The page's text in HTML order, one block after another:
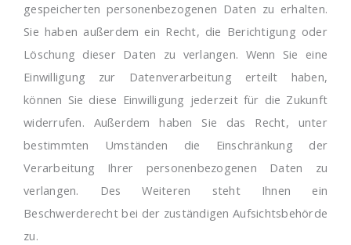
gespeicherten personenbezogenen Daten zu erhalten.
Sie haben außerdem ein Recht, die Berichtigung oder
Löschung dieser Daten zu verlangen. Wenn Sie eine
Einwilligung zur Datenverarbeitung erteilt haben,
können Sie diese Einwilligung jederzeit für die Zukunft
widerrufen. Außerdem haben Sie das Recht, unter
bestimmten Umständen die Einschränkung der
Verarbeitung Ihrer personenbezogenen Daten zu
verlangen. Des Weiteren steht Ihnen ein
Beschwerderecht bei der zuständigen Aufsichtsbehörde
zu.